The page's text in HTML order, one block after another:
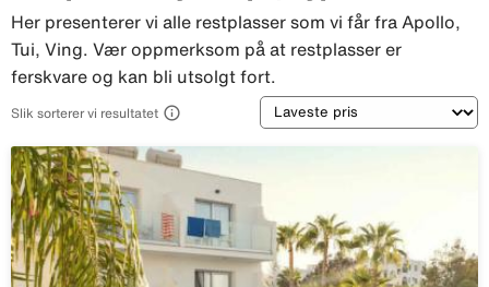
Her presenterer vi alle restplasser som vi får fra Apollo,
Tui, Ving. Vær oppmerksom på at restplasser er
ferskvare og kan bli utsolgt fort.
Slik sorterer vi resultatet  Sortering